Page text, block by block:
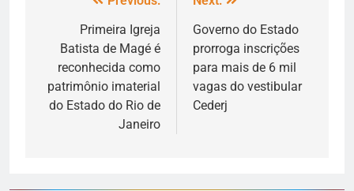
Primeira Igreja
Batista de Magé é
reconhecida como
patrimônio imaterial
do Estado do Rio de
Janeiro
Governo do Estado
prorroga inscrições
para mais de 6 mil
vagas do vestibular
Cederj